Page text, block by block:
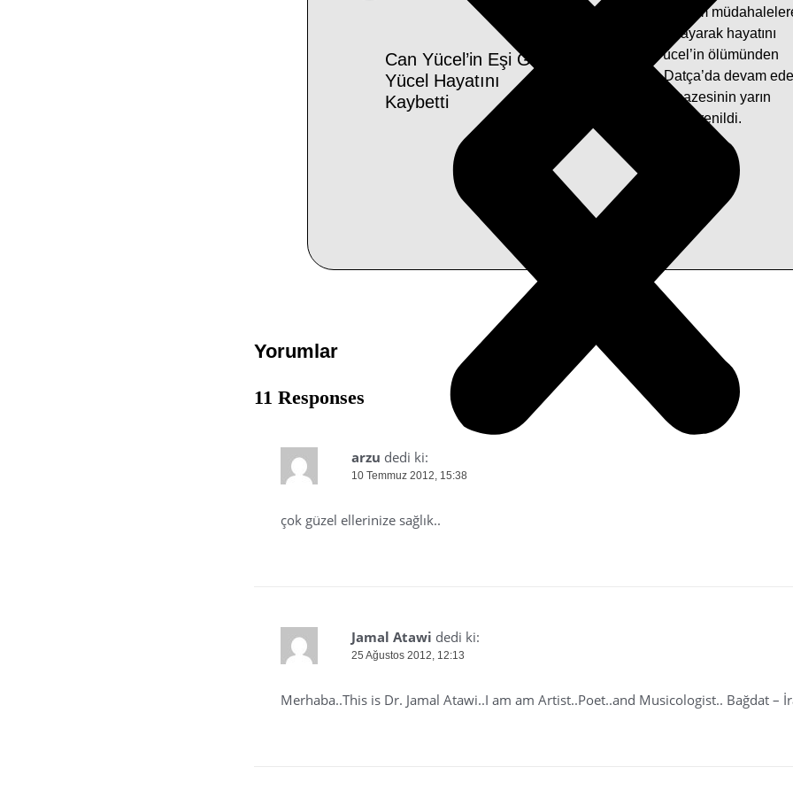
Can Yücel’in Eşi Güler
Yücel Hayatını
Kaybetti
Yücel (85) yapılan tüm
rağmen kurtarılamayarak hayatını
kaybetti. Can Yücel’in ölümünden
sonra hayatına Datça’da devam
Güler Yücel’in cenazesinin yarın
toprağa verileceği öğrenildi.
Yorumlar
11 Responses
arzu dedi ki:
10 Temmuz 2012, 15:38
çok güzel ellerinize sağlık..
Jamal Atawi dedi ki:
25 Ağustos 2012, 12:13
Merhaba..This is Dr. Jamal Atawi..I am am Artist..Poet..and Musicologist.. Bağdat –